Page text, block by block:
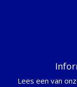
Lees een van